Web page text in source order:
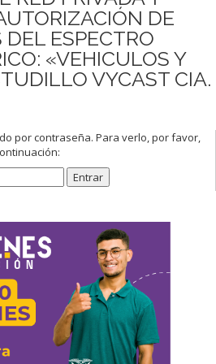
DE
ESPECTRO
«VEHICULOS Y
VYCAST CIA.
por contraseña. Para verlo, por favor,